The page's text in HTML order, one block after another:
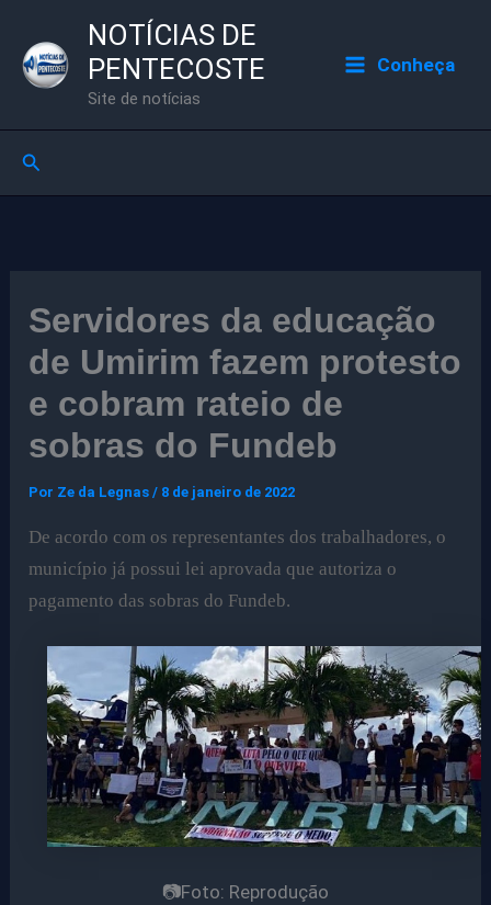
para
NOTÍCIAS DE
PENTECOSTE
Site de notícias
Conheça
Pesquisar
Servidores da educação
de Umirim fazem protesto
e cobram rateio de
sobras do Fundeb
Por Ze da Legnas/ 8 de janeiro de 2022
De acordo com os representantes dos trabalhadores, o
município já possui lei aprovada que autoriza o
pagamento das sobras do Fundeb.
📷Foto: Reprodução